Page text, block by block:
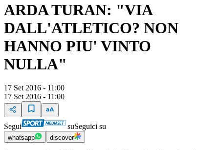
ARDA TURAN: "VIA
DALL'ATLETICO? NON
HANNO PIU' VINTO
NULLA"
17 Set 2016 - 11:00
17 Set 2016 - 11:00
Segui suSeguici su
whatsapp discover